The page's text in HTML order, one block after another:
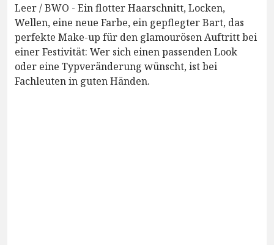
Leer / BWO - Ein flotter Haarschnitt, Locken,
Wellen, eine neue Farbe, ein gepflegter Bart, das
perfekte Make-up für den glamourösen Auftritt bei
einer Festivität: Wer sich einen passenden Look
oder eine Typveränderung wünscht, ist bei
Fachleuten in guten Händen.